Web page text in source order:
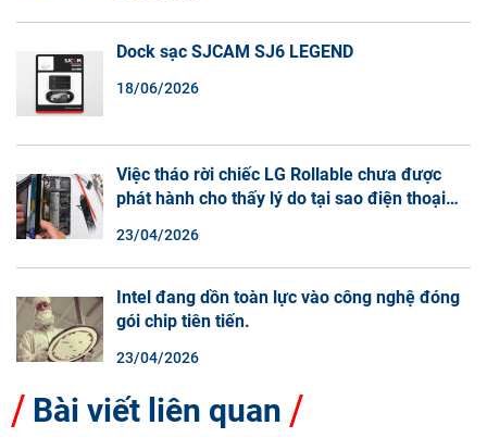
Dock sạc SJCAM SJ6 LEGEND
18/06/2026
Việc tháo rời chiếc LG Rollable chưa được
phát hành cho thấy lý do tại sao điện thoại
23/04/2026
Intel đang dồn toàn lực vào công nghệ đóng
gói chip tiên tiến.
23/04/2026
Bài viết liên quan